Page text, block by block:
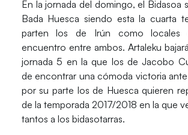
En la jornada del domingo, el Bidasoa
Bada Huesca siendo esta la cuarta
parten los de Irún como locales
encuentro entre ambos. Artaleku
jornada 5 en la que los de Jacobo
de encontrar una cómoda victoria
por su parte los de Huesca quieren
de la temporada 2017/2018 en la que
tantos a los bidasotarras.